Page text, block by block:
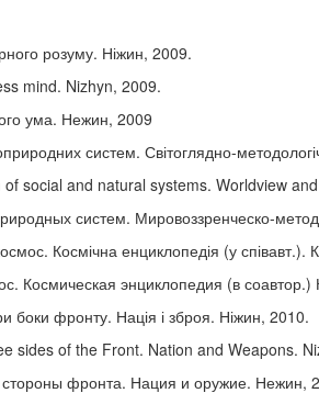
розуму. Ніжин, 2009.
mind. Nizhyn, 2009.
ума. Нежин, 2009
систем. Світоглядно-
social and natural systems. Worldview
систем. Мировоззренческо-
Космічна енциклопедія (у
Космическая энциклопедия (в соавтор.)
боки фронту. Нація і зброя. Ніжин, 2010.
sides of the Front. Nation and Weapons.
фронта. Нация и оружие. Нежин,